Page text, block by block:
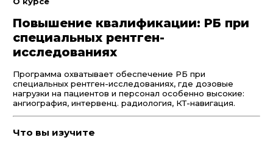
Повышение квалификации: РБ при
специальных рентген-
исследованиях
Программа охватывает обеспечение РБ при
специальных рентген-исследованиях, где дозовые
нагрузки на пациентов и персонал особенно высокие:
ангиография, интервенц. радиология, КТ-навигация.
Что вы изучите